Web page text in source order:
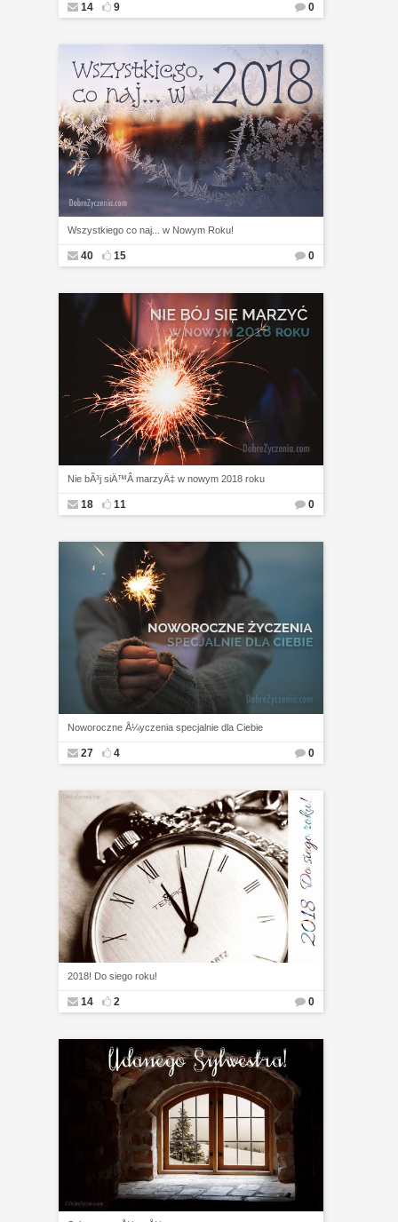
14 9 0
Wszystkiego co naj... w Nowym Roku!
40 15 0
Nie bÃ³j siÄ™Â marzyÄ‡ w nowym 2018 roku
18 11 0
Noworoczne Å¼yczenia specjalnie dla Ciebie
27 4 0
2018! Do siego roku!
14 2 0